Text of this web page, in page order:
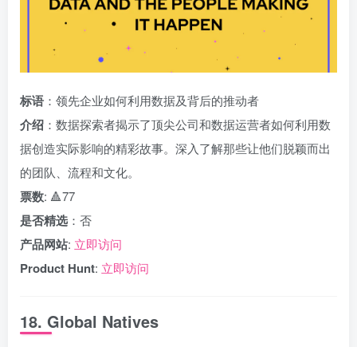
标语 ：领先企业如何利用数据及背后的推动者
介绍 ：数据探索者揭示了顶尖公司和数据运营者如何利用数
据创造实际影响的精彩故事。深入了解那些让他们脱颖而出
的团队、流程和文化。
票数: 🔺77
是否精选 ：否
产品网站: 立即访问
Product Hunt: 立即访问
18. Global Natives